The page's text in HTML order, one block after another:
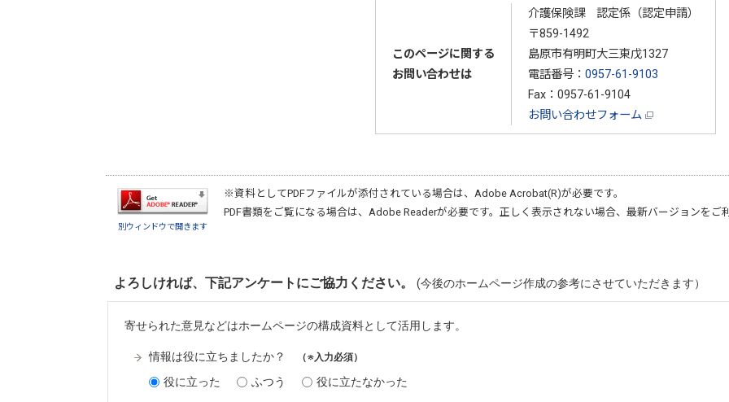
このページに関する
お問い合わせは
介護保険課 認定係（認定申請）
〒859-1492
島原市有明町大三東戊1327
電話番号： 0957-61-9103
Fax：0957-61-9104
お問い合わせフォーム
別ウィンドウで開きます
※資料としてPDFファイルが添付されている場合は、 Adobe Acrobat(R)が必要です。
PDF書類をご覧になる場合は、 Adobe Readerが必要です。正しく表示されない場合、最新バージョンをご